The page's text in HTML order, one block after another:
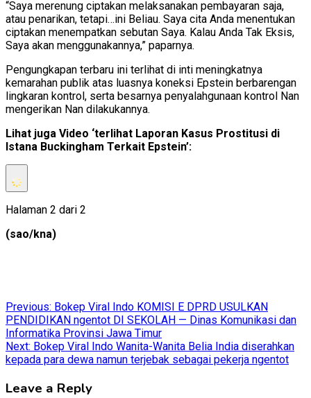
“Saya merenung ciptakan melaksanakan pembayaran saja,
atau penarikan, tetapi…ini Beliau. Saya cita Anda menentukan
ciptakan menempatkan sebutan Saya. Kalau Anda Tak Eksis,
Saya akan menggunakannya,” paparnya.
Pengungkapan terbaru ini terlihat di inti meningkatnya
kemarahan publik atas luasnya koneksi Epstein berbarengan
lingkaran kontrol, serta besarnya penyalahgunaan kontrol Nan
mengerikan Nan dilakukannya.
Lihat juga Video ‘terlihat Laporan Kasus Prostitusi di
Istana Buckingham Terkait Epstein’:
Halaman 2 dari 2
(sao/kna)
Post
navigation
Previous: Bokep Viral Indo KOMISI E DPRD USULKAN
PENDIDIKAN ngentot DI SEKOLAH — Dinas Komunikasi dan
Informatika Provinsi Jawa Timur
Next: Bokep Viral Indo Wanita-Wanita Belia India diserahkan
kepada para dewa namun terjebak sebagai pekerja ngentot
Leave a Reply